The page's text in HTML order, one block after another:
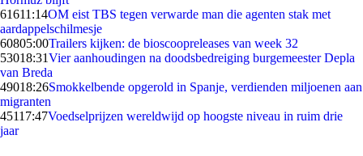
61611:14OM eist TBS tegen verwarde man die agenten stak met
aardappelschilmesje
60805:00Trailers kijken: de bioscoopreleases van week 32
53018:31Vier aanhoudingen na doodsbedreiging burgemeester Depla
van Breda
49018:26Smokkelbende opgerold in Spanje, verdienden miljoenen aan
migranten
45117:47Voedselprijzen wereldwijd op hoogste niveau in ruim drie
jaar